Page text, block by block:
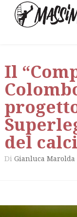
Il
del
Di Gianluca Marolda